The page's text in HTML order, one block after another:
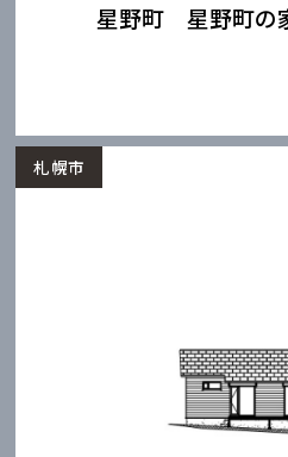
星野町 星野町
札幌市